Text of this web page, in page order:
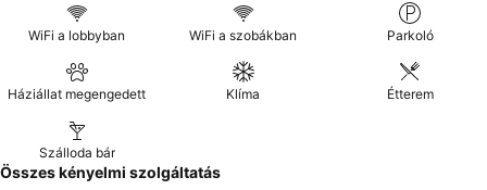
WiFi a lobbyban WiFi a szobákban Parkoló
Háziállat megengedett Klíma Étterem
Szálloda bár
Összes kényelmi szolgáltatás